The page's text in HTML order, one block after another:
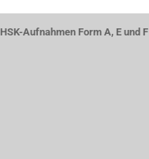
HSK-Aufnahmen Form A, E und F